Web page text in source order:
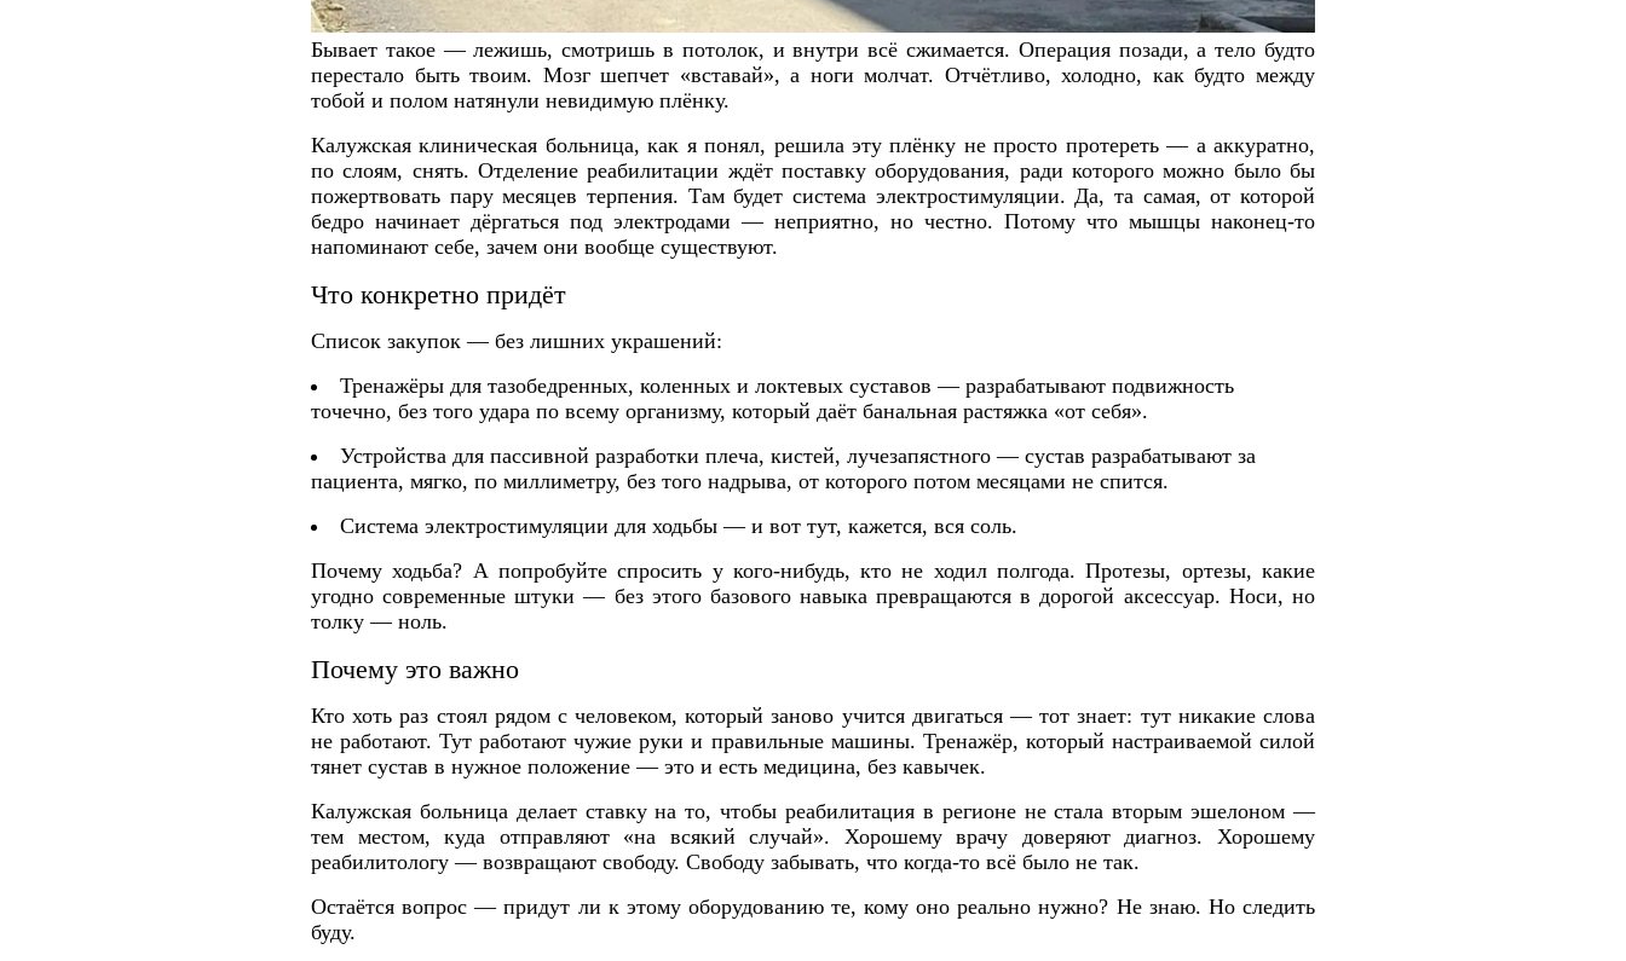
Бывает такое — лежишь, смотришь в потолок, и внутри всё сжимается. Операция позади, а тело будто
перестало быть твоим. Мозг шепчет «вставай», а ноги молчат. Отчётливо, холодно, как будто между
тобой и полом натянули невидимую плёнку.
Калужская клиническая больница, как я понял, решила эту плёнку не просто протереть — а аккуратно,
по слоям, снять. Отделение реабилитации ждёт поставку оборудования, ради которого можно было бы
пожертвовать пару месяцев терпения. Там будет система электростимуляции. Да, та самая, от которой
бедро начинает дёргаться под электродами — неприятно, но честно. Потому что мышцы наконец-то
напоминают себе, зачем они вообще существуют.
Что конкретно придёт
Список закупок — без лишних украшений:
Тренажёры для тазобедренных, коленных и локтевых суставов — разрабатывают подвижность
точечно, без того удара по всему организму, который даёт банальная растяжка «от себя».
Устройства для пассивной разработки плеча, кистей, лучезапястного — сустав разрабатывают за
пациента, мягко, по миллиметру, без того надрыва, от которого потом месяцами не спится.
Система электростимуляции для ходьбы — и вот тут, кажется, вся соль.
Почему ходьба? А попробуйте спросить у кого-нибудь, кто не ходил полгода. Протезы, ортезы, какие
угодно современные штуки — без этого базового навыка превращаются в дорогой аксессуар. Носи, но
толку — ноль.
Почему это важно
Кто хоть раз стоял рядом с человеком, который заново учится двигаться — тот знает: тут никакие слова
не работают. Тут работают чужие руки и правильные машины. Тренажёр, который настраиваемой силой
тянет сустав в нужное положение — это и есть медицина, без кавычек.
Калужская больница делает ставку на то, чтобы реабилитация в регионе не стала вторым эшелоном —
тем местом, куда отправляют «на всякий случай». Хорошему врачу доверяют диагноз. Хорошему
реабилитологу — возвращают свободу. Свободу забывать, что когда-то всё было не так.
Остаётся вопрос — придут ли к этому оборудованию те, кому оно реально нужно? Не знаю. Но следить
буду.